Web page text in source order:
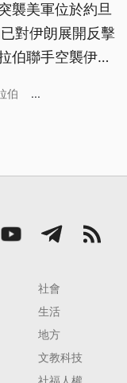
襲美軍位於約旦
對伊朗展開反擊
伯聯手空襲伊拉
也導致國際油價
伯 ...
社會
生活
地方
文教科技